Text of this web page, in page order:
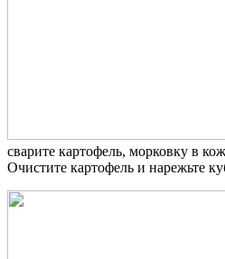
сварите картофель, морковку в
Очистите картофель и нарежьте